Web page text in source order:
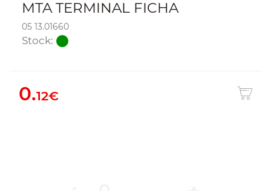
MTA TERMINAL FICHA
05 13.01660
Stock:
0.12€